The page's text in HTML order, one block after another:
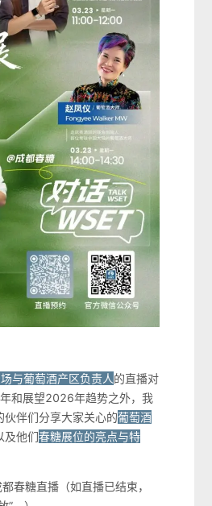
与葡萄酒产区负责人的直播对
和展望2026年趋势之外，我
伙伴们分享大家关心的葡萄酒
及他们春糖展位的亮点与特
春糖直播（如直播已结束，